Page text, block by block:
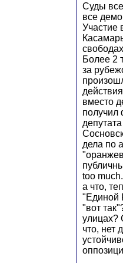
Суды
все
Участие
Более 2
за
вместо
получил
дела по
too
а что,
"Единой
"вот
улицах?
что, нет